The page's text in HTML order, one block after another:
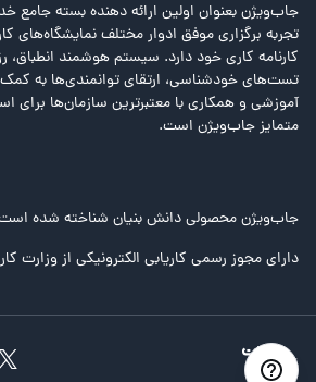
جاب‌ویژن بعنوان اولین ارائه دهنده بسته جامع
تجربه برگزاری موفق ادوار مختلف نمایشگاه‌های
کارنامه کاری خود دارد. سیستم هوشمند انطباق،
تست‌های خودشناسی، ارتقای توانمندی‌ها به
آموزشی و همکاری با معتبرترین سازمان‌ها برای
متمایز جاب‌ویژن است.
جاب‌ویژن محصولی دانش بنیان شناخته شده
دارای مجوز رسمی کاریابی الکترونیکی از وزارت